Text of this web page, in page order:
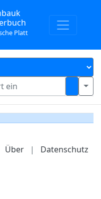
Platt
Über | Datenschutz